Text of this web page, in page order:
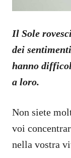
Il Sole
dei
hanno
a loro.
Non siete
voi
nella vostra